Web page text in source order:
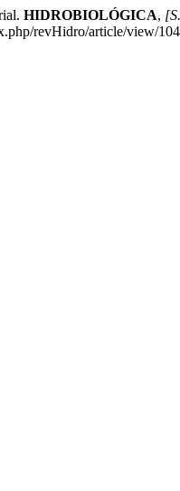
HIDROBIOLÓGICA,
revHidro/article/view/